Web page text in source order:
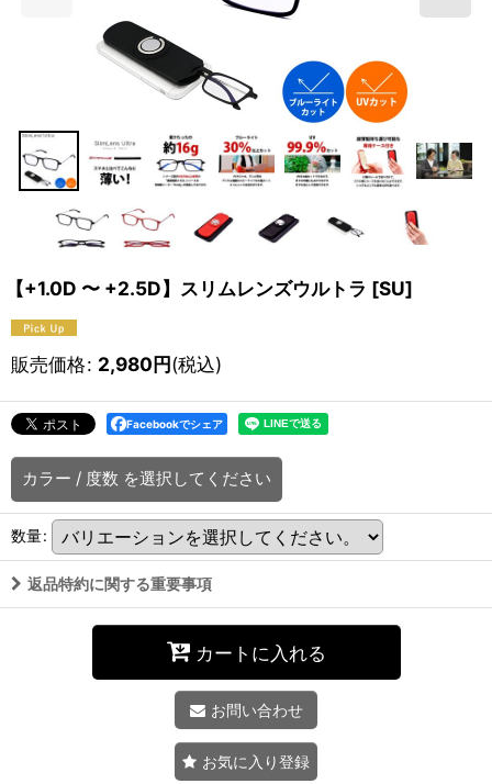
【+1.0D 〜 +2.5D】スリムレンズウルトラ [SU]
販売価格: 2,980円(税込)
Facebookでシェア
カラー / 度数 を選択してください
数量:
返品特約に関する重要事項
カートに入れる
お問い合わせ
お気に入り登録